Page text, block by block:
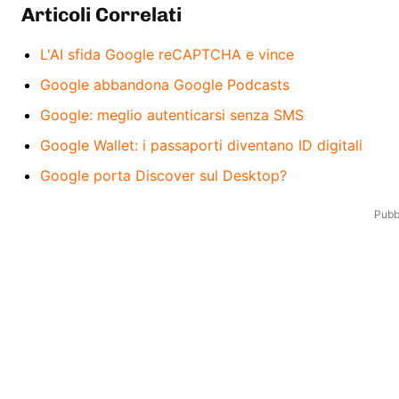
Articoli Correlati
L'AI sfida Google reCAPTCHA e vince
Google abbandona Google Podcasts
Google: meglio autenticarsi senza SMS
Google Wallet: i passaporti diventano ID digitali
Google porta Discover sul Desktop?